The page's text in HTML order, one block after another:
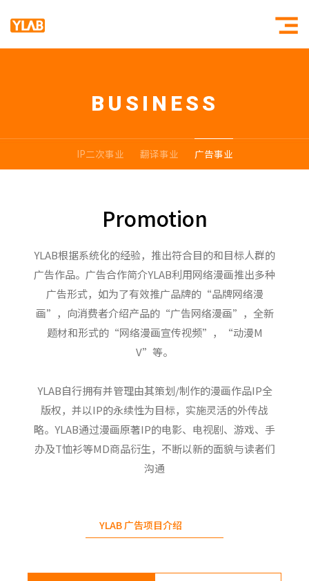
公司简介
公司团队
BUSINESS
IP二次事业 翻译事业 广告事业
Promotion
YLAB根据系统化的经验，推出符合目的和目标人群的
广告作品。广告合作简介YLAB利用网络漫画推出多种
广告形式，如为了有效推广品牌的“品牌网络漫
画”，向消费者介绍产品的“广告网络漫画”，全新
题材和形式的“网络漫画宣传视频”，“动漫M
V”等。
YLAB自行拥有并管理由其策划/制作的漫画作品IP全
版权，并以IP的永续性为目标，实施灵活的外传战
略。YLAB通过漫画原著IP的电影、电视剧、游戏、手
办及T恤衫等MD商品衍生，不断以新的面貌与读者们
沟通
YLAB 广告项目介绍